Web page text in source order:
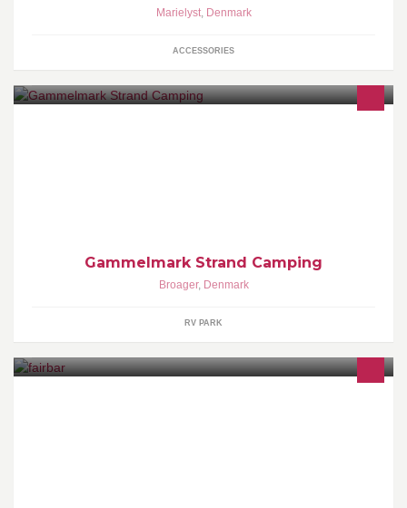
Marielyst, Denmark
ACCESSORIES
Gammelmark Strand Camping
Broager, Denmark
RV PARK